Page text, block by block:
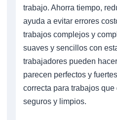
trabajo. Ahorra tiempo,
ayuda a evitar errores
trabajos complejos y
suaves y sencillos con
trabajadores pueden
parecen perfectos y
correcta para trabajos
seguros y limpios.